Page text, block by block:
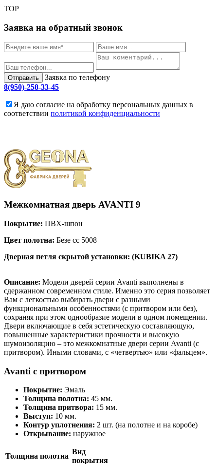
TOP
Заявка на обратный звонок
Отправить
Заявка по телефону
8(950)-258-33-45
Я даю согласие на обработку персональных данных в
соответствии политикой конфиденциальности
Межкомнатная дверь AVANTI 9
Покрытие: ПВХ-шпон
Цвет полотна: Безе сс 5008
Дверная петля скрытой установки: (KUBIKA 27)
Описание: Модели дверей серии Avanti выполнены в
сдержанном современном стиле. Именно это серия позволяет
Вам с легкостью выбирать двери с разными
функциональными особенностями (с притвором или без),
сохраняя при этом однообразие модели в одном помещении.
Двери включающие в себя эстетическую составляющую,
повышенные характеристики прочности и высокую
шумоизоляцию – это межкомнатные двери серии Avanti (с
притвором). Иными словами, с «четвертью» или «фальцем».
Avanti с притвором
Покрытие: Эмаль
Толщина полотна: 45 мм.
Толщина притвора: 15 мм.
Выступ: 10 мм.
Контур уплотнения: 2 шт. (на полотне и на коробе)
Открывание: наружное
Толщина полотна
Вид
покрытия